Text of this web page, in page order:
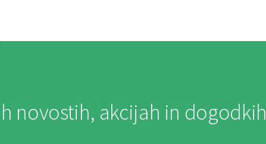
novostih, akcijah in dogodkih